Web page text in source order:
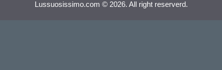
Lussuosissimo.com © 2026. All right reserverd.